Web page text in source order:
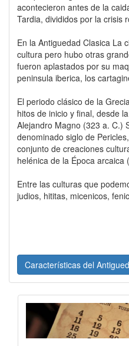
acontecieron antes de la
Tardia, divididos por la crisis
En la Antiguedad Clasica La
cultura pero hubo otras
fueron aplastados por su
peninsula iberica, los
El periodo clásico de la
hitos de inicio y final, desde
Alejandro Magno (323 a. C.)
denominado siglo de
conjunto de creaciones
helénica de la Época arcaica
Entre las culturas que
judios, hititas, micenicos,
Características del